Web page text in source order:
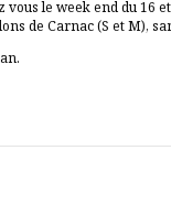
le week end du 16
de Carnac (S et M),